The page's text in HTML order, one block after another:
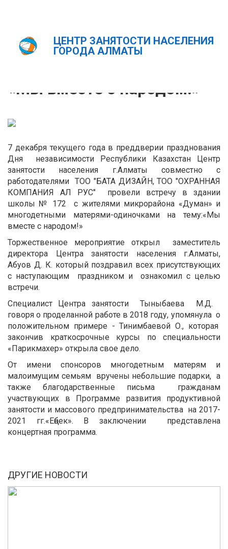
ЦЕНТР ЗАНЯТОСТИ НАСЕЛЕНИЯ
ГОРОДА АЛМАТЫ
Главная Новости «Мы вместе с народом!»
«Мы вместе с народом!»
7 декабря текущего года в преддверии празднования
Дня независимости Республики Казахстан Центр
занятости населения г.Алматы совместно с
работодателями ТОО "БАТА ДИЗАЙН, ТОО "ОХРАННАЯ
КОМПАНИЯ АЛ РУС" провели встречу в здании
школы № 172 с жителями микрорайона «Думан» и
многодетными матерями-одиночками на тему:«Мы
вместе с народом!»
Торжественное мероприятие открыл заместитель
директора Центра занятости населения г.Алматы,
Абуов Д. К. который поздравил всех присутствующих
с наступающим праздником и ознакомил с целью
встречи.
Специалист Центра занятости Тыныбаева М.Д.
говоря о проделанной работе в 2018 году, упомянула о
положительном примере - Тинимбаевой О., которая
закончив краткосрочные курсы по специальности
«Парикмахер» открыла свое дело.
От имени спонсоров многодетным матерям и
малоимущим семьям вручены небольшие подарки, а
также благодарственные письма гражданам
участвующих в Программе развития продуктивной
занятости и массового предпринимательства на 2017-
2021 гг.«Еңбек». В заключении представлена
концертная программа.
ДРУГИЕ НОВОСТИ